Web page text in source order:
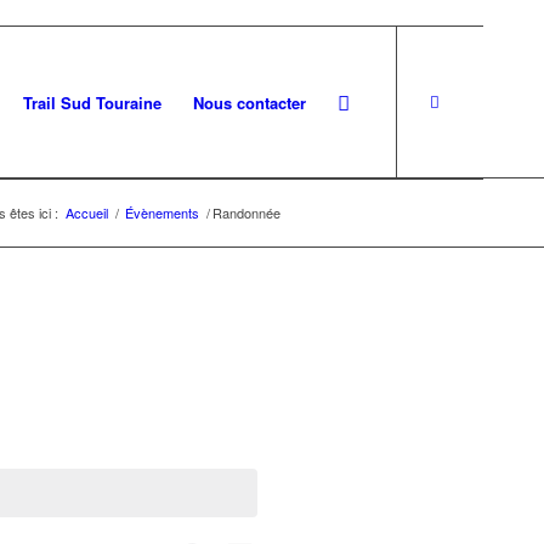
Trail Sud Touraine Nous contacter
êtes ici : Accueil / Évènements /Randonnée